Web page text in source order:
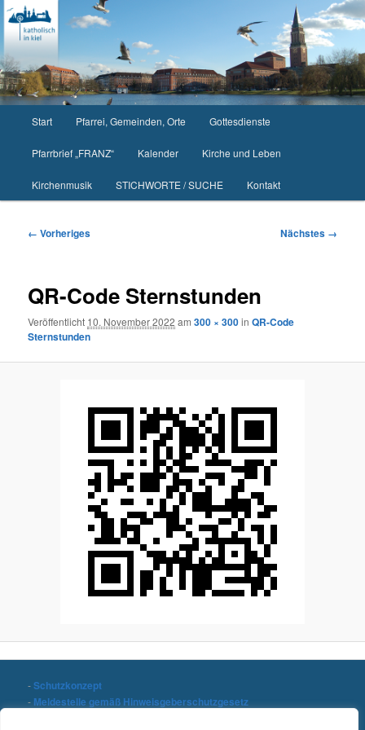
Zum
primären
Inhalt
springen
Start Pfarrei, Gemeinden, Orte Gottesdienste
Pfarrbrief „FRANZ“ Kalender Kirche und Leben
Kirchenmusik STICHWORTE / SUCHE Kontakt
Bilder-
← Vorheriges Nächstes →
QR-Code Sternstunden
Veröffentlicht 10. November 2022 am300 × 300inQR-Code
Sternstunden
-Schutzkonzept
- Meldestelle gemäß Hinweisgeberschutzgesetz